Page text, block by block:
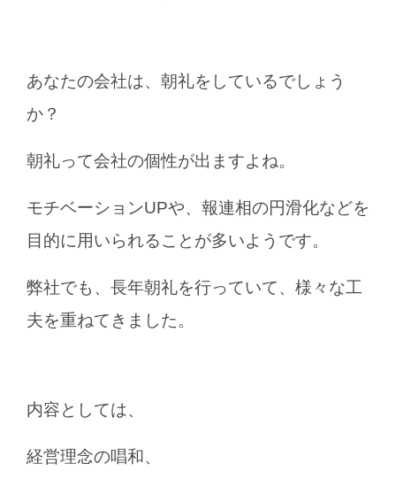
あなたの会社は、朝礼をしているでしょう
か？
朝礼って会社の個性が出ますよね。
モチベーションUPや、報連相の円滑化などを
目的に用いられることが多いようです。
弊社でも、 長年朝礼を行っていて、様々な工
夫を重ねてきました。
内容としては、
経営理念の唱和、